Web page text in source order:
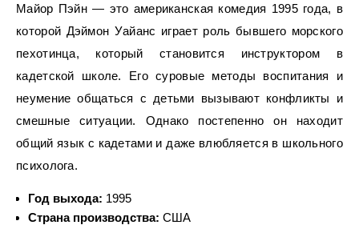
Майор Пэйн — это американская комедия 1995 года, в
которой Дэймон Уайанс играет роль бывшего морского
пехотинца, который становится инструктором в
кадетской школе. Его суровые методы воспитания и
неумение общаться с детьми вызывают конфликты и
смешные ситуации. Однако постепенно он находит
общий язык с кадетами и даже влюбляется в школьного
психолога.
Год выхода: 1995
Страна производства: США